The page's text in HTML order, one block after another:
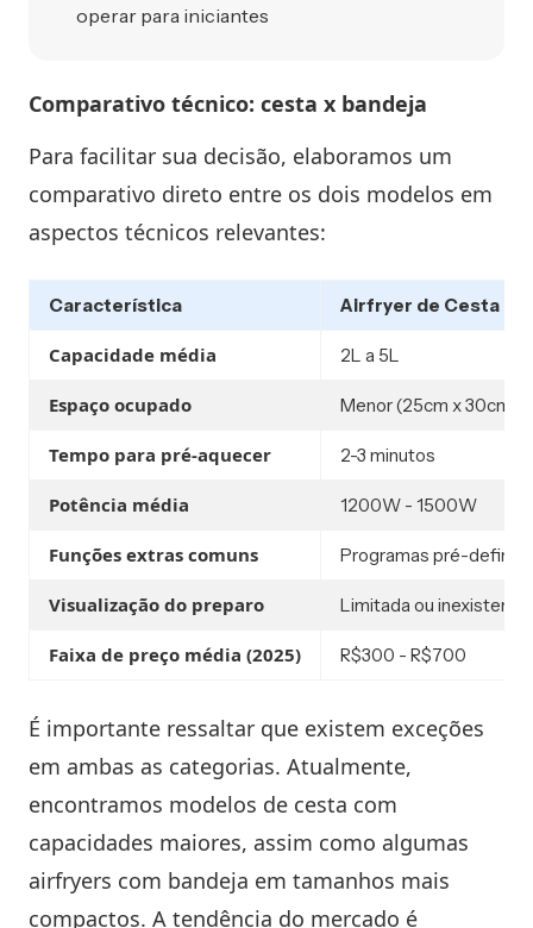
operar para iniciantes
Comparativo técnico: cesta x bandeja
Para facilitar sua decisão, elaboramos um
comparativo direto entre os dois modelos em
aspectos técnicos relevantes:
Característica Airfryer de Cesta
Capacidade média 2L a 5L
Espaço ocupado Menor (25cm x 30cm
Tempo para pré-aquecer 2-3 minutos
Potência média 1200W - 1500W
Funções extras comuns Programas pré-
Visualização do preparo Limitada ou inexistente
Faixa de preço média (2025) R$300 - R$700
É importante ressaltar que existem exceções
em ambas as categorias. Atualmente,
encontramos modelos de cesta com
capacidades maiores, assim como algumas
airfryers com bandeja em tamanhos mais
compactos. A tendência do mercado é